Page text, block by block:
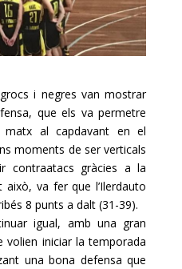
i negres van mostrar
que els va permetre
al capdavant en el
moments de ser verticals
contraatacs gràcies a la
això, va fer que l’Ilerdauto
8 punts a dalt (31-39).
igual, amb una gran
volien iniciar la temporada
una bona defensa que